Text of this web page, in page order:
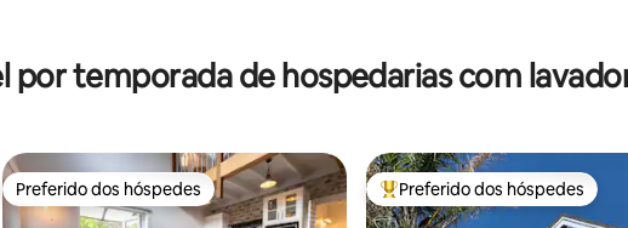
média de 5, 127 avaliações
por temporada de hospedarias com
Preferido dos hóspedes
Preferido dos hóspedes Entre os melhores preferidos
Preferido dos hóspedes